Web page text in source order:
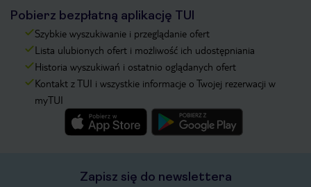
Pobierz bezpłatną aplikację TUI
Szybkie wyszukiwanie i przeglądanie ofert
Lista ulubionych ofert i możliwość ich udostępniania
Historia wyszukiwań i ostatnio oglądanych ofert
Kontakt z TUI i wszystkie informacje o Twojej rezerwacji w
myTUI
Zapisz się do newslettera